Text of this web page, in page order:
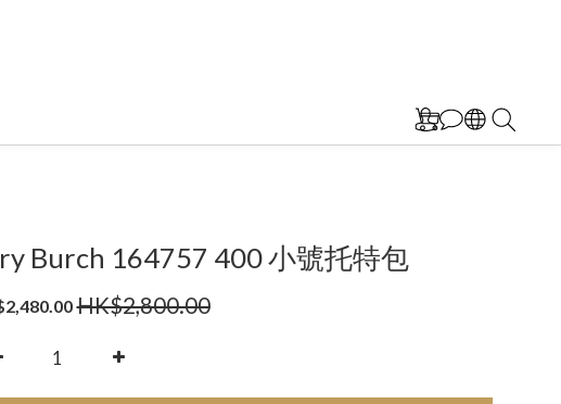
Burch 164757 400 小號托特包
HK$2,800.00